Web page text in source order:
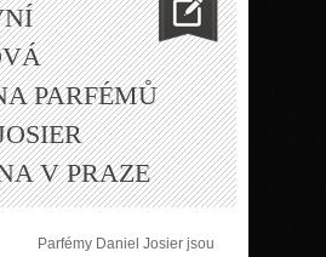
PARFÉMŮ
V PRAZE
Parfémy Daniel Josier jsou